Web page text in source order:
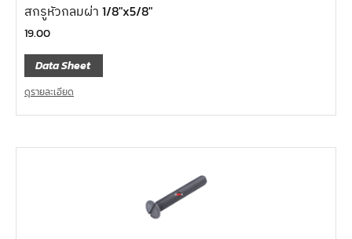
สกรูหัวกลมผ่า 1/8″x5/8″
19.00
Data Sheet
ดูรายละเอียด